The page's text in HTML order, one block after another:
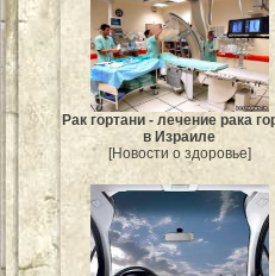
Рак гортани - лечение рака
в Израиле
[Новости о здоровье]